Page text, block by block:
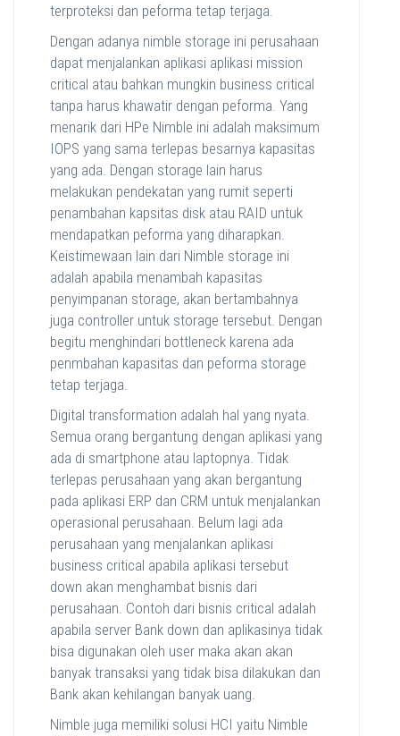
terproteksi dan peforma tetap terjaga.
Dengan adanya nimble storage ini perusahaan
dapat menjalankan aplikasi aplikasi mission
critical atau bahkan mungkin business critical
tanpa harus khawatir dengan peforma. Yang
menarik dari HPe Nimble ini adalah maksimum
IOPS yang sama terlepas besarnya kapasitas
yang ada. Dengan storage lain harus
melakukan pendekatan yang rumit seperti
penambahan kapsitas disk atau RAID untuk
mendapatkan peforma yang diharapkan.
Keistimewaan lain dari Nimble storage ini
adalah apabila menambah kapasitas
penyimpanan storage, akan bertambahnya
juga controller untuk storage tersebut. Dengan
begitu menghindari bottleneck karena ada
penmbahan kapasitas dan peforma storage
tetap terjaga.
Digital transformation adalah hal yang nyata.
Semua orang bergantung dengan aplikasi yang
ada di smartphone atau laptopnya. Tidak
terlepas perusahaan yang akan bergantung
pada aplikasi ERP dan CRM untuk menjalankan
operasional perusahaan. Belum lagi ada
perusahaan yang menjalankan aplikasi
business critical apabila aplikasi tersebut
down akan menghambat bisnis dari
perusahaan. Contoh dari bisnis critical adalah
apabila server Bank down dan aplikasinya tidak
bisa digunakan oleh user maka akan akan
banyak transaksi yang tidak bisa dilakukan dan
Bank akan kehilangan banyak uang.
Nimble juga memiliki solusi HCI yaitu Nimble